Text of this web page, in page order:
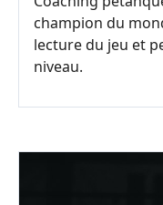
champion du
lecture du jeu et
niveau.